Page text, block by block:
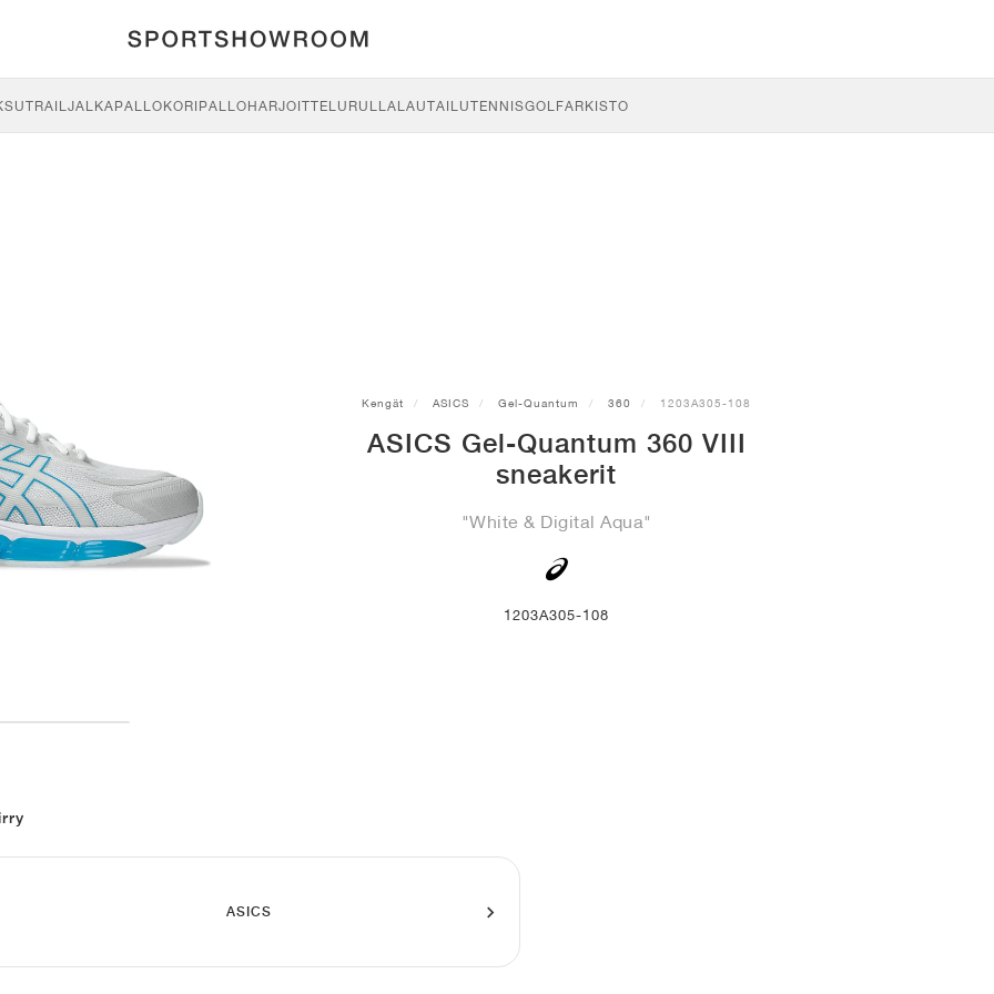
TRAILJALKAPALLOKORIPALLOHARJOITTELU RULLALAUTAILUTENNISGOLFARKISTO
Kengät ASICS Gel-Quantum 360 1203A305-108
ASICS Gel-Quantum 360 VIII
sneakerit
"White & Digital Aqua"
1203A305-108
ASICS